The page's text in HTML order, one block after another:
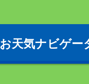
お天気ナビゲー